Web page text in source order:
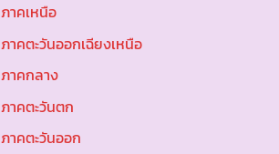
ภาคเหนือ
ภาคตะวันออกเฉียงเหนือ
ภาคกลาง
ภาคตะวันตก
ภาคตะวันออก